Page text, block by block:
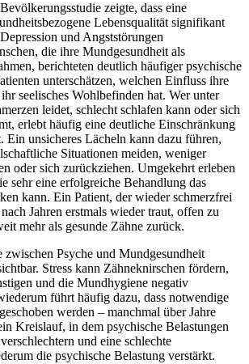
zeigte, dass eine
Lebensqualität signifikant
und Angststörungen
die ihre Mundgesundheit als
berichteten deutlich häufiger psychische
unterschätzen, welchen Einfluss ihre
seelisches Wohlbefinden hat. Wer unter
leidet, schlecht schlafen kann oder sich
erlebt häufig eine deutliche Einschränkung
Ein unsicheres Lächeln kann dazu führen,
Situationen meiden, weniger
oder sich zurückziehen. Umgekehrt erleben
sehr eine erfolgreiche Behandlung das
kann. Ein Patient, der wieder schmerzfrei
Jahren erstmals wieder traut, offen zu
mehr als gesunde Zähne zurück.
zwischen Psyche und Mundgesundheit
Stress kann Zähneknirschen fördern,
und die Mundhygiene negativ
führt häufig dazu, dass notwendige
werden – manchmal über Jahre
Kreislauf, in dem psychische Belastungen
und eine schlechte
die psychische Belastung verstärkt.